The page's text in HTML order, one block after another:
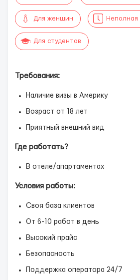
Для женщин Неполная
Для студентов
Требования:
Наличие визы в Америку
Возраст от 18 лет
Приятный внешний вид
Где работать?
В отеле/апартаментах
Условия работы:
Своя база клиентов
От 6-10 работ в день
Высокий прайс
Безопасность
Поддержка оператора 24/7